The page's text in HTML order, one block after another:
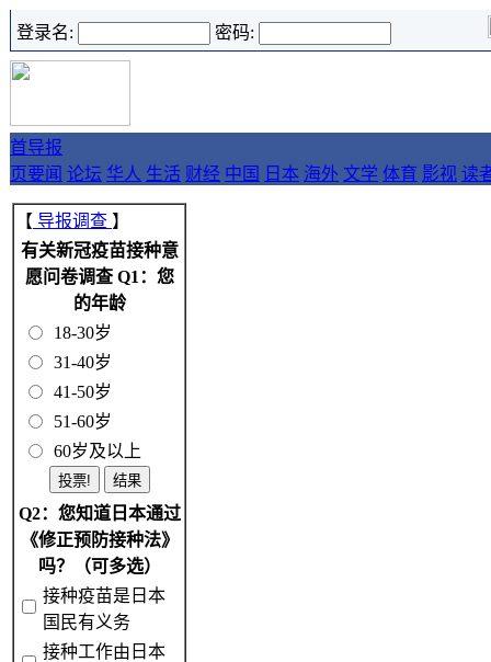
登录名: 密码:
首
页
导报
要闻 论坛 华人 生活 财经 中国 日本 海外 文学 体育 影视 读
【 导报调查 】
有关新冠疫苗接种意
愿问卷调查 Q1：您
的年龄
18-30岁
31-40岁
41-50岁
51-60岁
60岁及以上
Q2：您知道日本通过
《修正预防接种法》
吗？（可多选）
接种疫苗是日本
国民有义务
接种工作由日本